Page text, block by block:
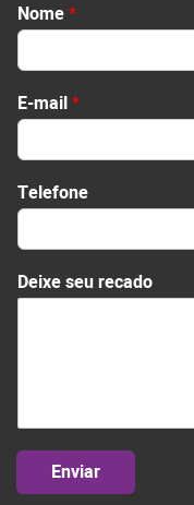
Nome*
E-mail*
Telefone
s
e
e
i
e
Deixe seu recado
Enviar